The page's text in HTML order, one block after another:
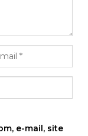
e-mail, site